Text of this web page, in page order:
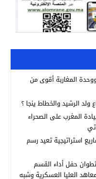
المغاربة أقوى من
الرشيد والخطاط ينجا ؟
المغرب على الصحراء
استراتيجية تعيد رسم
حفل أداء القسم
العليا العسكرية وشبه